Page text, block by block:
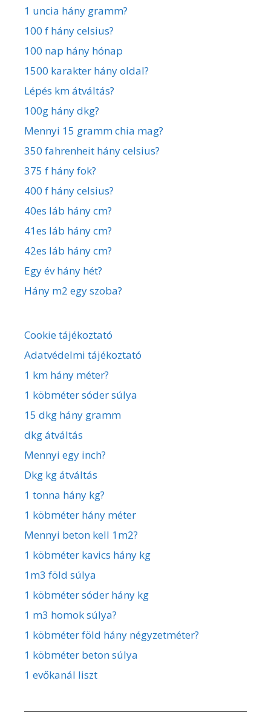
1 uncia hány gramm?
100 f hány celsius?
100 nap hány hónap
1500 karakter hány oldal?
Lépés km átváltás?
100g hány dkg?
Mennyi 15 gramm chia mag?
350 fahrenheit hány celsius?
375 f hány fok?
400 f hány celsius?
40es láb hány cm?
41es láb hány cm?
42es láb hány cm?
Egy év hány hét?
Hány m2 egy szoba?
Cookie tájékoztató
Adatvédelmi tájékoztató
1 km hány méter?
1 köbméter sóder súlya
15 dkg hány gramm
dkg átváltás
Mennyi egy inch?
Dkg kg átváltás
1 tonna hány kg?
1 köbméter hány méter
Mennyi beton kell 1m2?
1 köbméter kavics hány kg
1m3 föld súlya
1 köbméter sóder hány kg
1 m3 homok súlya?
1 köbméter föld hány négyzetméter?
1 köbméter beton súlya
1 evőkanál liszt